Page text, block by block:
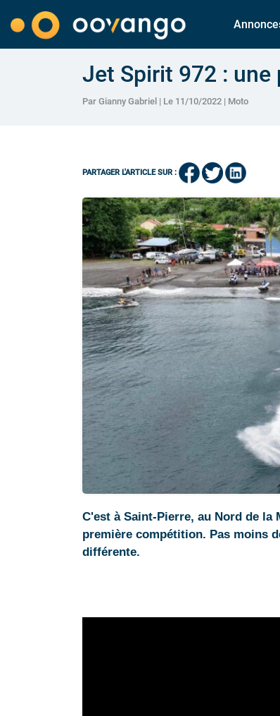
Jet Spirit 972 : une
Par Gianny Gabriel | Le 11/10/2022 | Moto
PARTAGER L'ARTICLE SUR :
C'est à Saint-Pierre, au Nord de
première compétition. Pas moins
différente.